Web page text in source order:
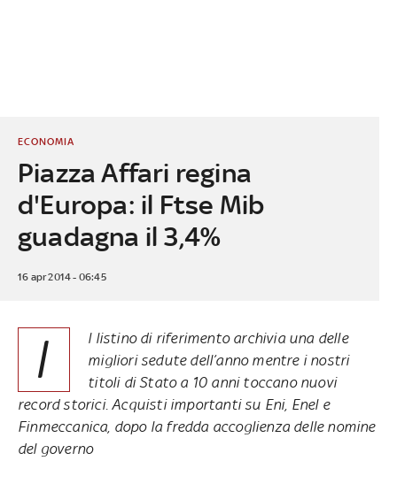
Piazza Affari regina
d'Europa: il Ftse Mib
guadagna il 3,4%
ECONOMIA
16 apr 2014 - 06:45
I
l listino di riferimento archivia una delle
migliori sedute dell’anno mentre i nostri
titoli di Stato a 10 anni toccano nuovi
record storici. Acquisti importanti su Eni, Enel e
Finmeccanica, dopo la fredda accoglienza delle nomine
del governo